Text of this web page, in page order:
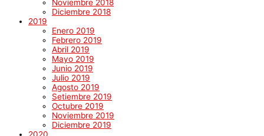
Noviembre 2018
Diciembre 2018
2019
Enero 2019
Febrero 2019
Abril 2019
Mayo 2019
Junio 2019
Julio 2019
Agosto 2019
Setiembre 2019
Octubre 2019
Noviembre 2019
Diciembre 2019